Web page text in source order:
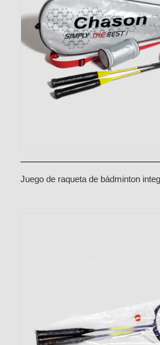
Juego de raqueta de bádminton